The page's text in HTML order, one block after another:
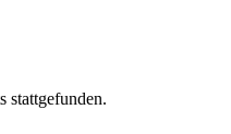
stattgefunden.